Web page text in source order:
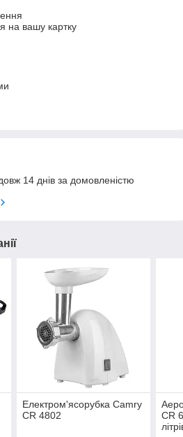
на вашу картку
14 днів за домовленістю
Електром'ясорубка Camry
CR 4802
CR